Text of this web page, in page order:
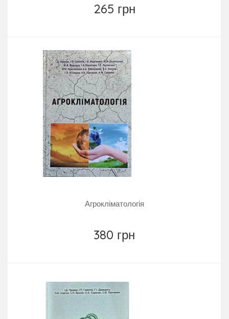
265 грн
Агрокліматологія
380 грн